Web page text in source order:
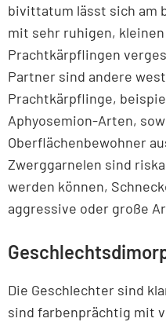
bivittatum lässt sich am
mit sehr ruhigen,
Prachtkärpflingen
Partner sind andere
Prachtkärpflinge,
Aphyosemion-Arten,
Oberflächenbewohner
Zwerggarnelen sind
werden können,
aggressive oder große
Die Geschlechter sind
sind farbenprächtig mit